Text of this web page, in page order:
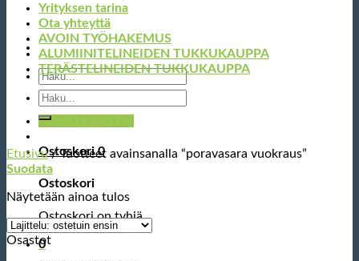
Etsi:
✆ 0400 99 53 63
Ostoskori0
Ostoskori
Ostoskori on tyhjä.
0
Yrityksen tarina
Ota yhteyttä
AVOIN TYÖHAKEMUS
ALUMIINITELINEIDEN TUKKUKAUPPA
TERÄSTELINEIDEN TUKKUKAUPPA
Etsi:
Etusivu /Tuotteet avainsanalla “poravasara vuokraus”
Suodata
Näytetään ainoa tulos
Osastot